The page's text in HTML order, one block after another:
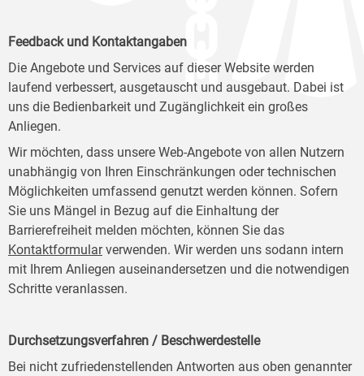
Feedback und Kontaktangaben
Die Angebote und Services auf dieser Website werden
laufend verbessert, ausgetauscht und ausgebaut. Dabei ist
uns die Bedienbarkeit und Zugänglichkeit ein großes
Anliegen.
Wir möchten, dass unsere Web-Angebote von allen Nutzern
unabhängig von Ihren Einschränkungen oder technischen
Möglichkeiten umfassend genutzt werden können. Sofern
Sie uns Mängel in Bezug auf die Einhaltung der
Barrierefreiheit melden möchten, können Sie das
Kontaktformularverwenden. Wir werden uns sodann intern
mit Ihrem Anliegen auseinandersetzen und die notwendigen
Schritte veranlassen.
Durchsetzungsverfahren / Beschwerdestelle
Bei nicht zufriedenstellenden Antworten aus oben genannter